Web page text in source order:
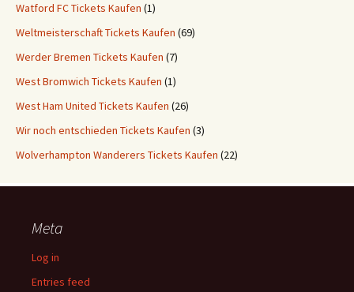
Watford FC Tickets Kaufen (1)
Weltmeisterschaft Tickets Kaufen (69)
Werder Bremen Tickets Kaufen (7)
West Bromwich Tickets Kaufen (1)
West Ham United Tickets Kaufen (26)
Wir noch entschieden Tickets Kaufen (3)
Wolverhampton Wanderers Tickets Kaufen (22)
Meta
Log in
Entries feed